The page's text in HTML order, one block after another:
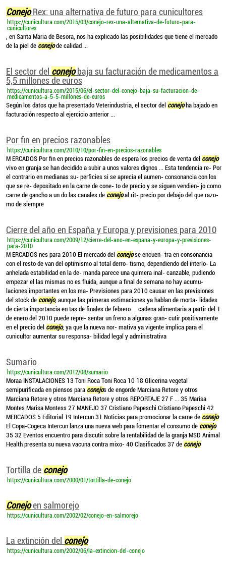
ConejoRex: una alternativa de futuro para cunicultores
https://cunicultura.com/2015/03/conejo-rex-una-alternativa-de-futuro-para-
cunicultores
, en Santa Maria de Besora, nos ha explicado las posibilidades que tiene el mercado
de la piel de conejode calidad ...
El sector del conejobaja su facturación de medicamentos a
5,5 millones de euros
https://cunicultura.com/2015/06/el-sector-del-conejo-baja-su-facturacion-de-
medicamentos-a-5-5-millones-de-euros
Según los datos que ha presentado Veterindustria, el sector del conejoha bajado en
facturación respecto al ejercicio anterior ...
Por fin en precios razonables
https://cunicultura.com/2010/10/por-fin-en-precios-razonables
M ERCADOS Por fin en precios razonables de espera los precios de venta del conejo
vivo en granja se han decidido a subir a unos valores dignos ... Esta tendencia re- Por
el contrario en medianas su- perficies si se aprecia el aumen- consonancia con los
que se re- depositado en la carne de cone- to de precio y se siguen vendien- jo como
carne de gancho a un do las canales de conejoal rit- precio por debajo del que razo-
mo de siempre
Cierre del año en España y Europa y previsiones para 2010
https://cunicultura.com/2009/12/cierre-del-ano-en-espana-y-europa-y-previsiones-
para-2010
M ERCADOS nes para 2010 El mercado del conejose encuen- tra en consonancia
con el resto de van del optimismo al total derro- tismo, dependiendo del interlo- La
anhelada estabilidad en la de- manda parece una quimera inal- canzable, pudiendo
empezar el las mismas no es fluida, aunque a final de semana no hay acumu-
laciones importantes en los ma- Previsiones para 2010 causar en las previsiones
del stock de conejo, aunque las primeras estimaciones ya hablan de morta- lidades
de cierta importancia en tas de finales de febrero ... cadena alimentaria a partir del 1
de enero del 2010 puede repre- sentar un freno a algunas gran- cutir positivamente
en el precio del conejo, ya que la nueva nor- mativa ya vigente implica para el
cunicultor aumentar su responsa- bilidad legal y administrativa
Sumario
https://cunicultura.com/2012/08/sumario
Moraa INSTALACIONES 13 Toni Roca Toni Roca 10 18 Glicerina vegetal
semipurificada en piensos para conejos de engorde Marciana Retore y otros
Marciana Retore y otros Marciana Retore y otros REPORTAJE 27 F ... 35 Marisa
Montes Marisa Montess 27 MANEJO 37 Cristiano Papeschi Cristiano Papeschi 42
MERCADOS 5 Editorial 19 Intercun 31 Noticias para promocionar la carne de conejo
El Copa-Cogeca Intercun lanza una nueva web para fomentar el consumo de conejo
35 32 Eventos encuentro para discutir sobre la rentabilidad de la granja MSD Animal
Health presenta su nueva vacuna contra mixo- 40 Clasificados 37 de conejo
Tortilla de conejo
https://cunicultura.com/2000/01/tortilla-de-conejo
Conejoen salmorejo
https://cunicultura.com/2002/02/conejo-en-salmorejo
La extinción del conejo
https://cunicultura.com/2002/06/la-extincion-del-conejo